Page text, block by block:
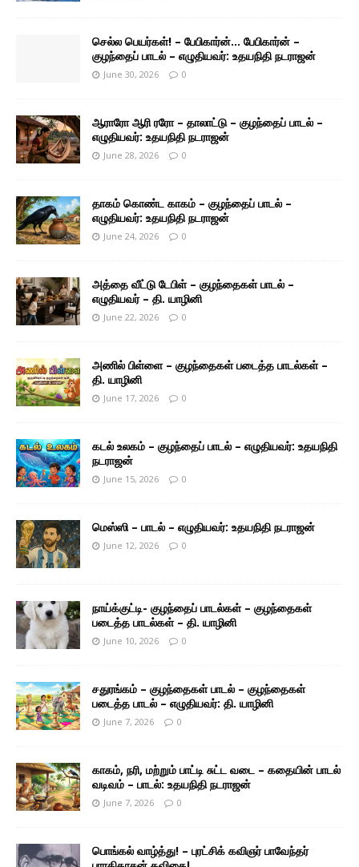
செல்ல பெயர்கள்! – பேபிகார்ன்… பேபிகார்ன் –
குழந்தைப் பாடல் – எழுதியவர்: உதயநிதி நடராஜன்
June 30, 2026 0
ஆராரோ ஆரி ரரோ – தாலாட்டு – குழந்தைப் பாடல் –
எழுதியவர்: உதயநிதி நடராஜன்
June 28, 2026 0
தாகம் கொண்ட காகம் – குழந்தைப் பாடல் –
எழுதியவர்: உதயநிதி நடராஜன்
June 24, 2026 0
அத்தை வீட்டு டேபிள் – குழந்தைகள் பாடல் –
எழுதியவர் – தி. யாழினி
June 22, 2026 0
அணில் பிள்ளை – குழந்தைகள் படைத்த பாடல்கள் –
தி. யாழினி
June 17, 2026 0
கடல் உலகம் – குழந்தைப் பாடல் – எழுதியவர்: உதயநிதி
நடராஜன்
June 15, 2026 0
மெஸ்ஸி – பாடல் – எழுதியவர்: உதயநிதி நடராஜன்
June 12, 2026 0
நாய்க்குட்டி- குழந்தைப் பாடல்கள் – குழந்தைகள்
படைத்த பாடல்கள் – தி. யாழினி
June 10, 2026 0
சதுரங்கம் – குழந்தைகள் பாடல் – குழந்தைகள்
படைத்த பாடல் – எழுதியவர்: தி. யாழினி
June 7, 2026 0
காகம், நரி, மற்றும் பாட்டி சுட்ட வடை – கதையின் பாடல்
வடிவம் – பாடல்: உதயநிதி நடராஜன்
June 7, 2026 0
பொங்கல் வாழ்த்து! – புரட்சிக் கவிஞர் பாவேந்தர்